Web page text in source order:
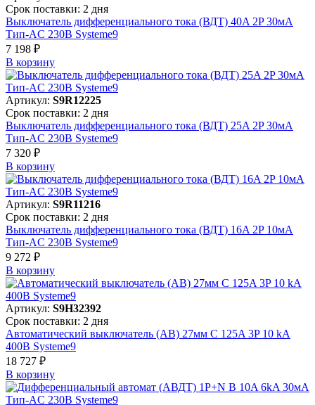
Срок поставки: 2 дня
Выключатель дифференциального тока (ВДТ) 40A 2P 30мА
Тип-AC 230В Systeme9
7 198 ₽
В корзинy
Артикул: S9R12225
Срок поставки: 2 дня
Выключатель дифференциального тока (ВДТ) 25A 2P 30мА
Тип-AC 230В Systeme9
7 320 ₽
В корзинy
Артикул: S9R11216
Срок поставки: 2 дня
Выключатель дифференциального тока (ВДТ) 16A 2P 10мА
Тип-AC 230В Systeme9
9 272 ₽
В корзинy
Артикул: S9H32392
Срок поставки: 2 дня
Автоматический выключатель (АВ) 27мм C 125A 3P 10 kA
400В Systeme9
18 727 ₽
В корзинy